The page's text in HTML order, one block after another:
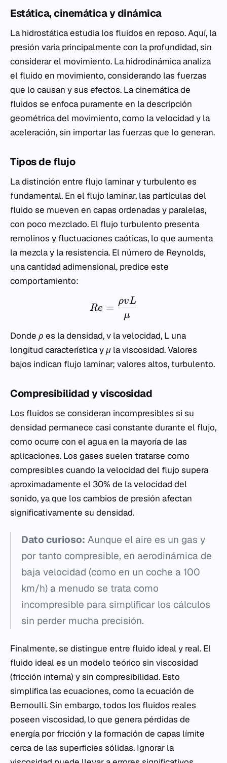
Estática, cinemática y dinámica
La hidrostática estudia los fluidos en reposo. Aquí, la
presión varía principalmente con la profundidad, sin
considerar el movimiento. La hidrodinámica analiza
el fluido en movimiento, considerando las fuerzas
que lo causan y sus efectos. La cinemática de
fluidos se enfoca puramente en la descripción
geométrica del movimiento, como la velocidad y la
aceleración, sin importar las fuerzas que lo generan.
Tipos de flujo
La distinción entre flujo laminar y turbulento es
fundamental. En el flujo laminar, las partículas del
fluido se mueven en capas ordenadas y paralelas,
con poco mezclado. El flujo turbulento presenta
remolinos y fluctuaciones caóticas, lo que aumenta
la mezcla y la resistencia. El número de Reynolds,
una cantidad adimensional, predice este
comportamiento:
Re =
μ
ρv L
Donde ρ es la densidad,v la velocidad, L una
longitud característica yμ la viscosidad. Valores
bajos indican flujo laminar; valores altos, turbulento.
Compresibilidad y viscosidad
Los fluidos se consideran incompresibles si su
densidad permanece casi constante durante el flujo,
como ocurre con el agua en la mayoría de las
aplicaciones. Los gases suelen tratarse como
compresibles cuando la velocidad del flujo supera
aproximadamente el 30% de la velocidad del
sonido, ya que los cambios de presión afectan
significativamente su densidad.
Dato curioso: Aunque el aire es un gas y
por tanto compresible, en aerodinámica de
baja velocidad (como en un coche a 100
km/h) a menudo se trata como
incompresible para simplificar los cálculos
sin perder mucha precisión.
Finalmente, se distingue entre fluido ideal y real. El
fluido ideal es un modelo teórico sin viscosidad
(fricción interna) y sin compresibilidad. Esto
simplifica las ecuaciones, como la ecuación de
Bernoulli. Sin embargo, todos los fluidos reales
poseen viscosidad, lo que genera pérdidas de
energía por fricción y la formación de capas límite
cerca de las superficies sólidas. Ignorar la